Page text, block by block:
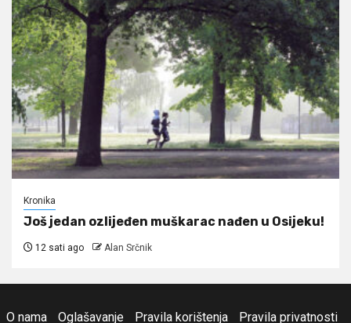
Kronika
Još jedan ozlijeđen muškarac nađen u Osijeku!
12 sati ago Alan Srčnik
O nama Oglašavanje Pravila korištenja Pravila privatnosti